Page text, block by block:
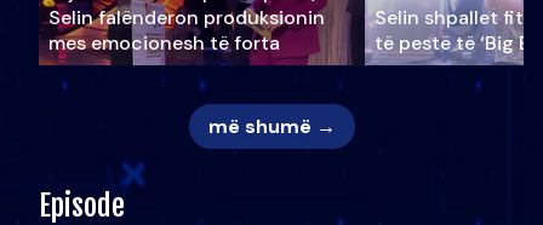
Selin falënderon produksionin
mes emocionesh të forta
Selin shpallet
të pestë të ‘Big
më shumë →
Episode